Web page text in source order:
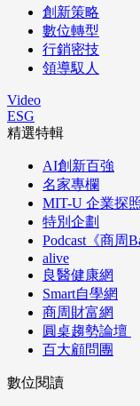
創新策略
數位轉型
行銷密技
領導馭人
Video
ESG
精選特輯
AI創新百強
名家專欄
MIT-U 企業探
特別企劃
Podcast《商周
alive
良醫健康網
Smart自學網
商周財富網
圓桌趨勢論壇
百大顧問團
數位閱讀